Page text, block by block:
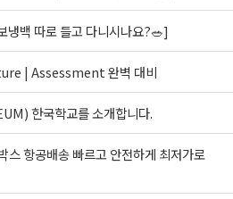
냉백 따로 들고 다니시나요?🥗]
| Assessment 완벽 대비
한국학교를 소개합니다.
스 항공배송 빠르고 안전하게 최저가로